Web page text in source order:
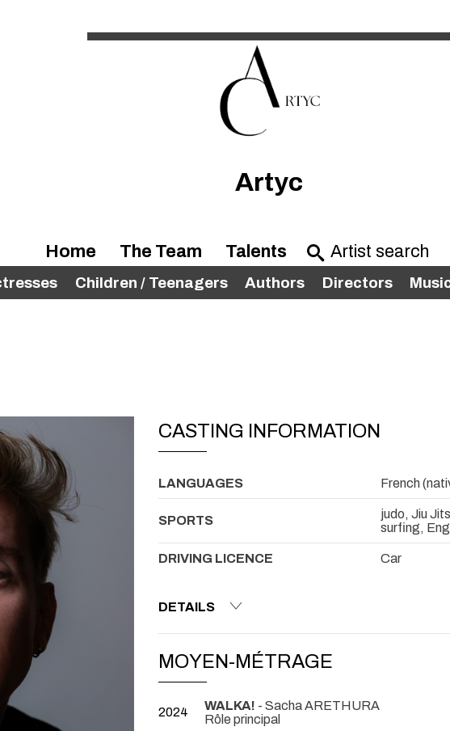
Artyc
Home The Team Talents
Children / Teenagers Authors Directors
CASTING INFORMATION
LANGUAGES French
SPORTS
judo, Jiu
surfing,
DRIVING LICENCE Car
DETAILS
MOYEN-MÉTRAGE
2024 WALKA! - Sacha ARETHURA
Rôle principal